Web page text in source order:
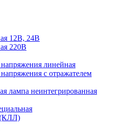
12В, 24В
220В
напряжения линейная
с отражателем
лампа неинтегрированная
(КЛЛ)